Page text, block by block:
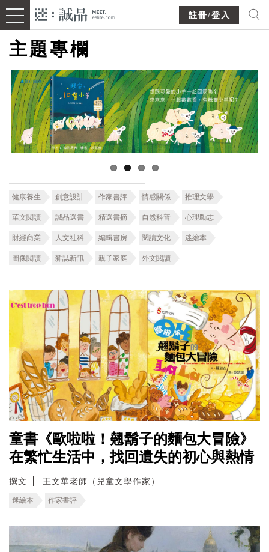
註冊/登入
主題專欄
健康養生 創意設計 作家書評 情感關係 推理文學
華文閱讀 誠品選書 精選書摘 自然科普 心理勵志
財經商業 人文社科 編輯書房 閱讀文化 迷繪本
圖像閱讀 雜誌新訊 親子家庭 外文閱讀
童書《歐啦啦！翹鬍子的麵包大冒險》
在繁忙生活中，找回遺失的初心與熱情
撰文 王文華老師（兒童文學作家）
迷繪本 作家書評